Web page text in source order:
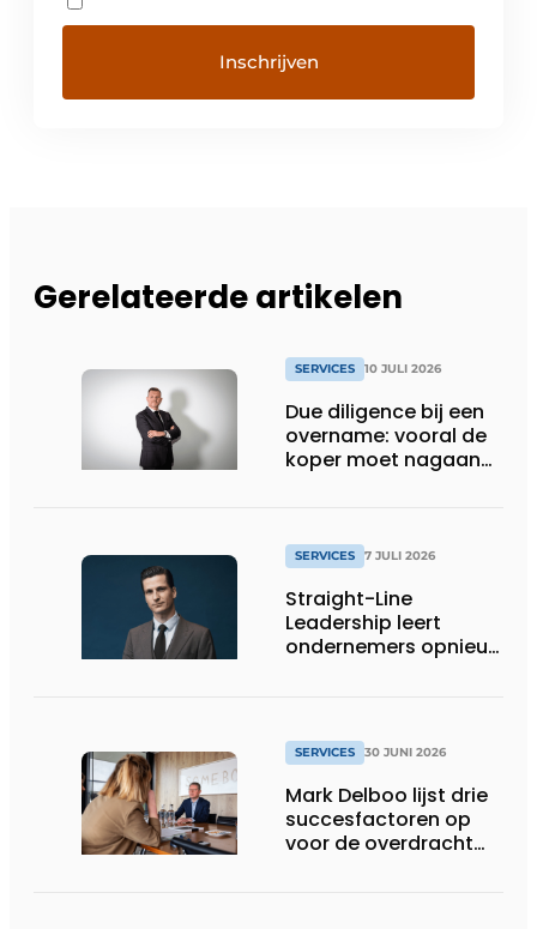
Gerelateerde artikelen
SERVICES 10 JULI 2026
Due diligence bij een
overname: vooral de
koper moet nagaan
SERVICES 7 JULI 2026
Straight-Line
Leadership leert
ondernemers opnieuw
SERVICES 30 JUNI 2026
Mark Delboo lijst drie
succesfactoren op
voor de overdracht